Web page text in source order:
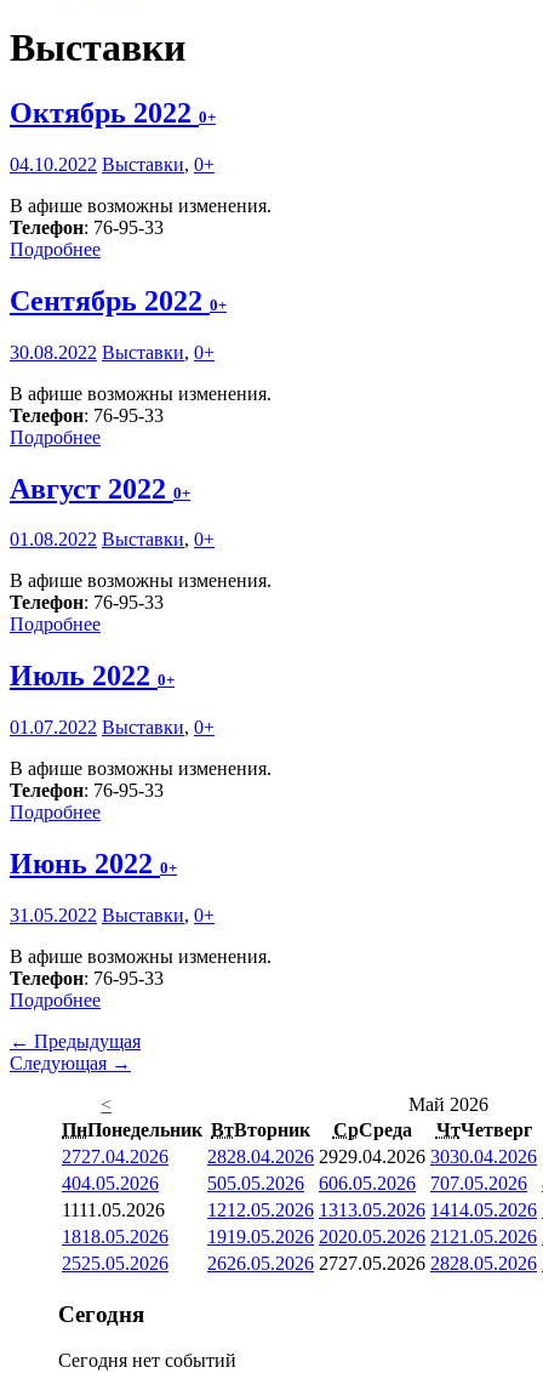
Выставки
Октябрь 2022 0+
04.10.2022 Выставки, 0+
В афише возможны изменения.
Телефон: 76-95-33
Подробнее
Сентябрь 2022 0+
30.08.2022 Выставки, 0+
В афише возможны изменения.
Телефон: 76-95-33
Подробнее
Август 2022 0+
01.08.2022 Выставки, 0+
В афише возможны изменения.
Телефон: 76-95-33
Подробнее
Июль 2022 0+
01.07.2022 Выставки, 0+
В афише возможны изменения.
Телефон: 76-95-33
Подробнее
Июнь 2022 0+
31.05.2022 Выставки, 0+
В афише возможны изменения.
Телефон: 76-95-33
Подробнее
← Предыдущая
Следующая →
<
Май 2026
ПнПонедельник ВтВторник СрСреда ЧтЧетверг
2727.04.2026 2828.04.2026 2929.04.2026 3030.04.2026
404.05.2026 505.05.2026 606.05.2026 707.05.2026
1111.05.2026 1212.05.2026 1313.05.2026 1414.05.2026
1818.05.2026 1919.05.2026 2020.05.2026 21 21.05.2026
2525.05.2026 2626.05.2026 2727.05.2026 2828.05.2026
Сегодня
Сегодня нет событий